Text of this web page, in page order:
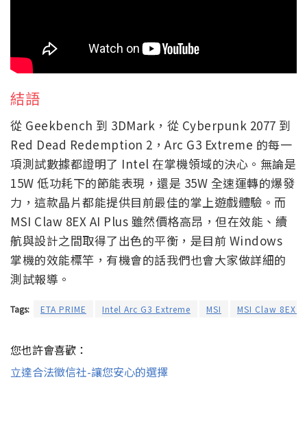
結語
從 Geekbench 到 3DMark，從 Cyberpunk 2077 到
Red Dead Redemption 2，Arc G3 Extreme 的每一
項測試數據都證明了 Intel 在掌機領域的決心。無論是
15W 低功耗下的節能表現，還是 35W 全速運轉的爆發
力，這款晶片都能提供目前最佳的掌上遊戲體驗。而
MSI Claw 8EX AI Plus 雖然價格高昂，但在效能、續
航與設計之間取得了出色的平衡，是目前 Windows
掌機的效能標竿，有機會的話我們也會大家做詳細的
測試報導。
Tags: ETA PRIME Intel Arc G3 Extreme MSI MSI Claw 8EX
您也許會喜歡：
立達合法徵信社-讓您安心的選擇